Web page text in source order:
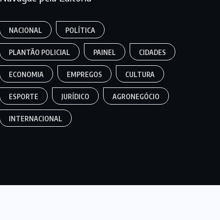
NACIONAL POLÍTICA
PLANTÃO POLICIAL PAINEL CIDADES
ECONOMIA EMPREGOS CULTURA
ESPORTE JURÍDICO AGRONEGÓCIO
INTERNACIONAL